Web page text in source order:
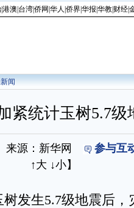
|港澳 台湾|侨网 华人 侨界|华报 华教| 财经|
闻
紧统计玉树5.7级
来源：新华网
参与互
↑大 ↓小】
发生5.7级地震后，